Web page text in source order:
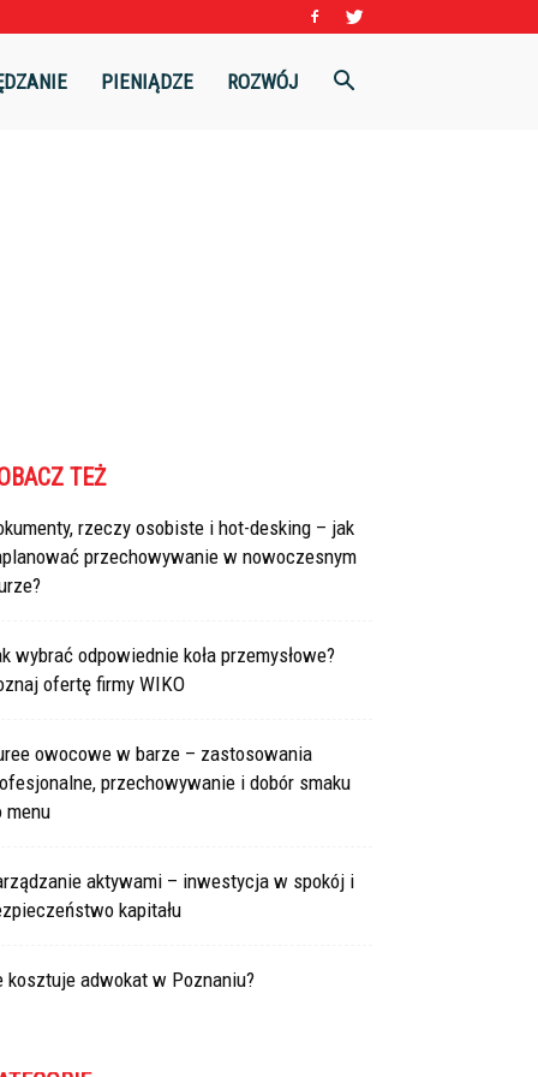
PIENIĄDZE ROZWÓJ
TEŻ
rzeczy osobiste i hot-desking – jak
przechowywanie w nowoczesnym
wybrać odpowiednie koła przemysłowe?
ofertę firmy WIKO
owocowe w barze – zastosowania
przechowywanie i dobór smaku
menu
aktywami – inwestycja w spokój i
kapitału
kosztuje adwokat w Poznaniu?